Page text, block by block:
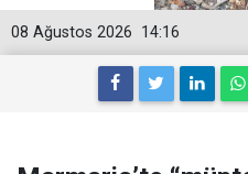
14:16
08 Ağustos 2026